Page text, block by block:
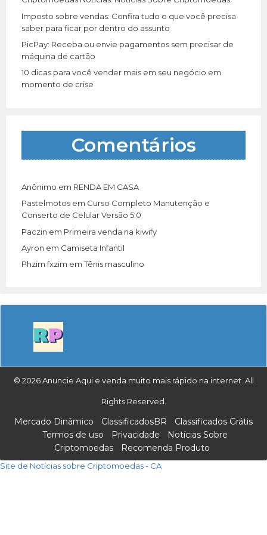
Imposto sobre vendas: Confira tudo o que você precisa
saber para ficar por dentro do assunto
PicPay: Receba ou envie pagamentos sem precisar de
máquina de cartão
10 dicas para você vender mais em seu negócio em
momento de crise
Comentários
Anônimo em RENDA EM CASA
Pastelmotos em Curso Completo Manutenção e
Conserto de Celular Versão 5.0
Paczin em Primeira venda na kiwify
Ayron em Camiseta Infantil
Phzim fxzim emTênis masculino
© 2026 Anuncie Aqui e venda muito mais rápido na internet. All
Rights Reserved.
Mercado Dinâmico ClassificadosBR
Classificados Grátis
Termos de uso
Privacidade
Notícias Sobre
Criptomoedas
Recomenda Produto
Site de Notícias sobre Criptomoedas - CA